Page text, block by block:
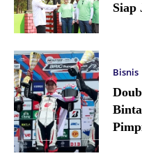
Siap
Bisnis